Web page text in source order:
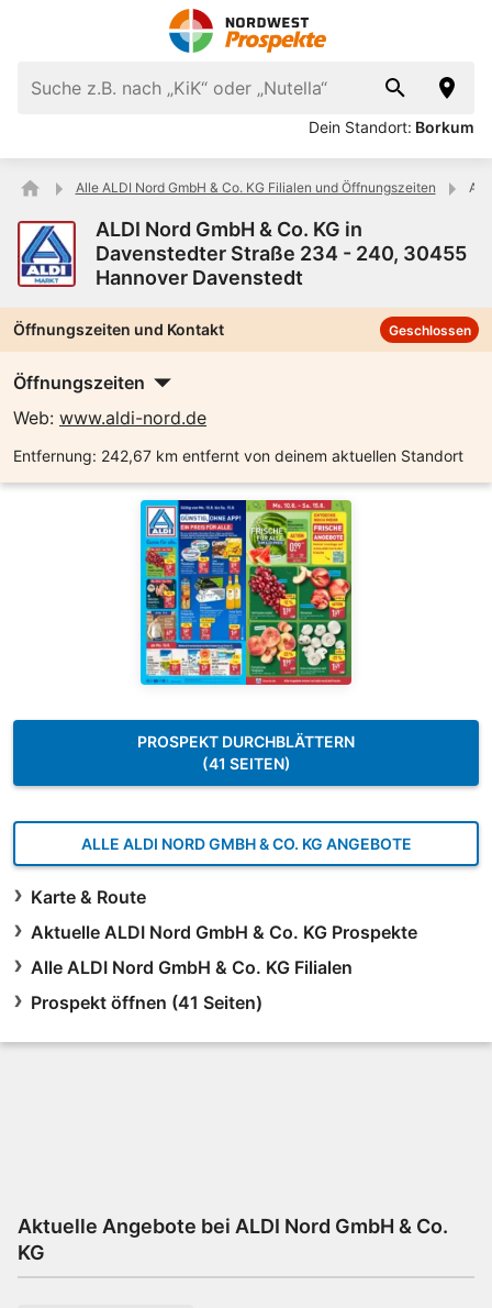
Dein Standort: Borkum
Alle ALDI Nord GmbH & Co. KG Filialen und Öffnungszeiten
ALDI Nord GmbH & Co. KG in
Davenstedter Straße 234 - 240, 30455
Hannover Davenstedt
Öffnungszeiten und Kontakt Geschlossen
Öffnungszeiten
Web: www.aldi-nord.de
Entfernung: 242,67 km entfernt von deinem aktuellen Standort
PROSPEKT DURCHBLÄTTERN
(41 SEITEN)
ALLE ALDI NORD GMBH & CO. KG ANGEBOTE
Karte & Route
Aktuelle ALDI Nord GmbH & Co. KG Prospekte
Alle ALDI Nord GmbH & Co. KG Filialen
Prospekt öffnen (41 Seiten)
Aktuelle Angebote bei ALDI Nord GmbH & Co.
KG